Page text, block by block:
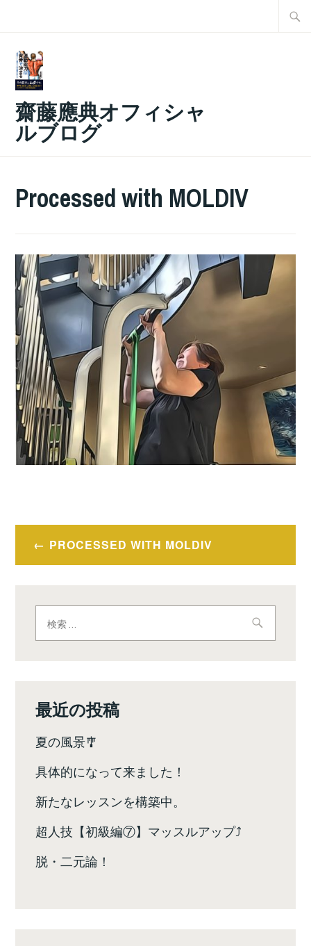
齋藤應典オフィシャ
ルブログ
Processed with MOLDIV
投
稿
ビ
ゲ
ョ
ン
PROCESSED WITH MOLDIV
索:
最近の投稿
夏の風景🎐
具体的になって来ました！
新たなレッスンを構築中。
超人技【初級編⑦】マッスルアップ⤴️
脱・二元論！